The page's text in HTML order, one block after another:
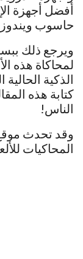
حاسوب
ويرجع ذلك
لمحاكاة هذه
كتابة هذه
الناس!
وقد تحدث
المحاكيات